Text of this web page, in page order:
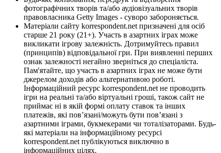
фотографічних творів та/або аудіовізуальних творів
правовласника Getty Images - суворо забороняється.
Матеріали сайту korrespondent.net призначені для осіб
старше 21 року (21+). Участь в азартних іграх може
викликати ігрову залежність. Дотримуйтесь правил
(принципів) відповідальної гри. При виявленні перших
ознак залежності негайно зверніться до спеціаліста.
Пам'ятайте, що участь в азартних іграх не може бути
джерелом доходів або альтернативою роботі.
Інформаційний ресурс korrespondent.net не проводить
ігри на реальні та/або віртуальні гроші, також сайт не
приймає ні в якій формі оплату ставок та інших
платежів, які пов’язані/можуть бути пов’язані з
азартними іграми, букмекерами чи тоталізаторами. Будь-
які матеріали на інформаційному ресурсі
korrespondent.net публікуються виключно в
інформаційних цілях.